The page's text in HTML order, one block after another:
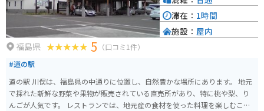
福島県 5 （口コミ1件）
#道の駅
道の駅 川俣は、福島県の中通りに位置し、自然豊かな場所にあります。 地元
で採れた新鮮な野菜や果物が販売されている直売所があり、特に桃や梨、り
んごが人気です。 レストランでは、地元産の食材を使った料理を楽しむこと
滞在： 1時間
施設： 屋内